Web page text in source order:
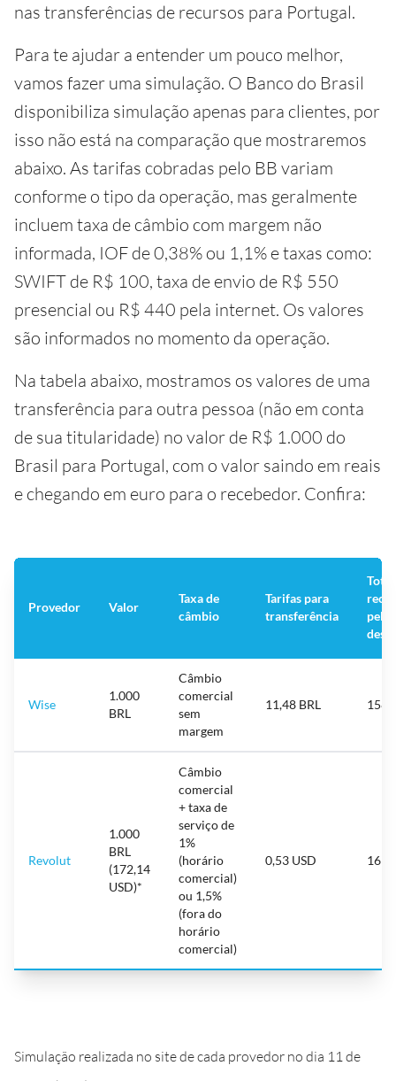
nas transferências de recursos para Portugal.
Para te ajudar a entender um pouco melhor,
vamos fazer uma simulação. O Banco do Brasil
disponibiliza simulação apenas para clientes, por
isso não está na comparação que mostraremos
abaixo. As tarifas cobradas pelo BB variam
conforme o tipo da operação, mas geralmente
incluem taxa de câmbio com margem não
informada, IOF de 0,38% ou 1,1% e taxas como:
SWIFT de R$ 100, taxa de envio de R$ 550
presencial ou R$ 440 pela internet. Os valores
são informados no momento da operação.
Na tabela abaixo, mostramos os valores de uma
transferência para outra pessoa (não em conta
de sua titularidade) no valor de R$ 1.000 do
Brasil para Portugal, com o valor saindo em reais
e chegando em euro para o recebedor. Confira:
Provedor Valor
Taxa de
câmbio
Tarifas para
transferência
Total
pelo
Wise
1.000
BRL
Câmbio
comercial
sem
margem
11,48 BRL
Revolut
1.000
BRL
(172,14
USD)*
Câmbio
comercial
+ taxa de
serviço de
1%
(horário
comercial)
ou 1,5%
(fora do
horário
comercial)
0,53 USD
Simulação realizada no site de cada provedor no dia 11 de